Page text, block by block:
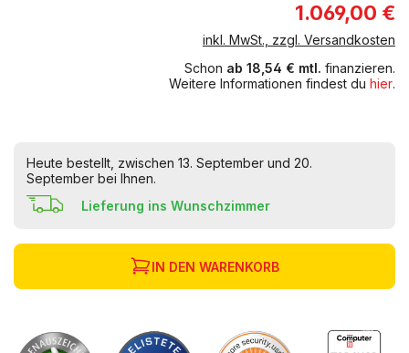
1.069,00 €
inkl. MwSt., zzgl. Versandkosten
Schon ab 18,54 € mtl. finanzieren.
Weitere Informationen findest du hier.
Heute bestellt, zwischen 13. September und 20.
September bei Ihnen.
Lieferung ins Wunschzimmer
IN DEN WARENKORB